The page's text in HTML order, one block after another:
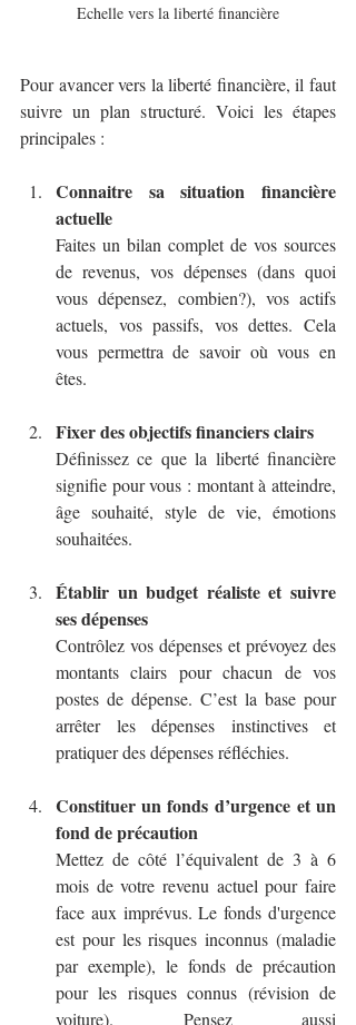
Echelle vers la liberté financière
Pour avancer vers la liberté financière, il faut
suivre un plan structuré. Voici les étapes
principales :
Connaitre sa situation financière
actuelle
Faites un bilan complet de vos sources
de revenus, vos dépenses (dans quoi
vous dépensez, combien?), vos actifs
actuels, vos passifs, vos dettes. Cela
vous permettra de savoir où vous en
êtes.
Fixer des objectifs financiers clairs
Définissez ce que la liberté financière
signifie pour vous : montant à atteindre,
âge souhaité, style de vie, émotions
souhaitées.
Établir un budget réaliste et suivre
ses dépenses
Contrôlez vos dépenses et prévoyez des
montants clairs pour chacun de vos
postes de dépense. C’est la base pour
arrêter les dépenses instinctives et
pratiquer des dépenses réfléchies.
Constituer un fonds d’urgence et un
fond de précaution
Mettez de côté l’équivalent de 3 à 6
mois de votre revenu actuel pour faire
face aux imprévus. Le fonds d'urgence
est pour les risques inconnus (maladie
par exemple), le fonds de précaution
pour les risques connus (révision de
voiture). Pensez aussi